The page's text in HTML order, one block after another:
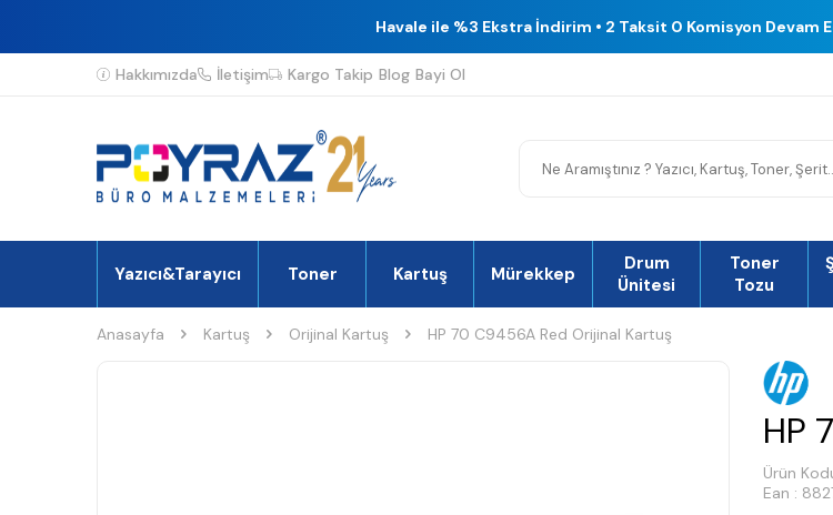
Havale ile %3 Ekstra İndirim • 2 Taksit 0 Komisyon Devam
Hakkımızda İletişim Kargo Takip Blog Bayi Ol
Yazıcı&Tarayıcı Toner Kartuş Mürekkep
Drum
Ünitesi
Toner
Tozu
Anasayfa Kartuş Orijinal Kartuş HP 70 C9456A Red Orijinal Kartuş
HP
Ürün
Ean :